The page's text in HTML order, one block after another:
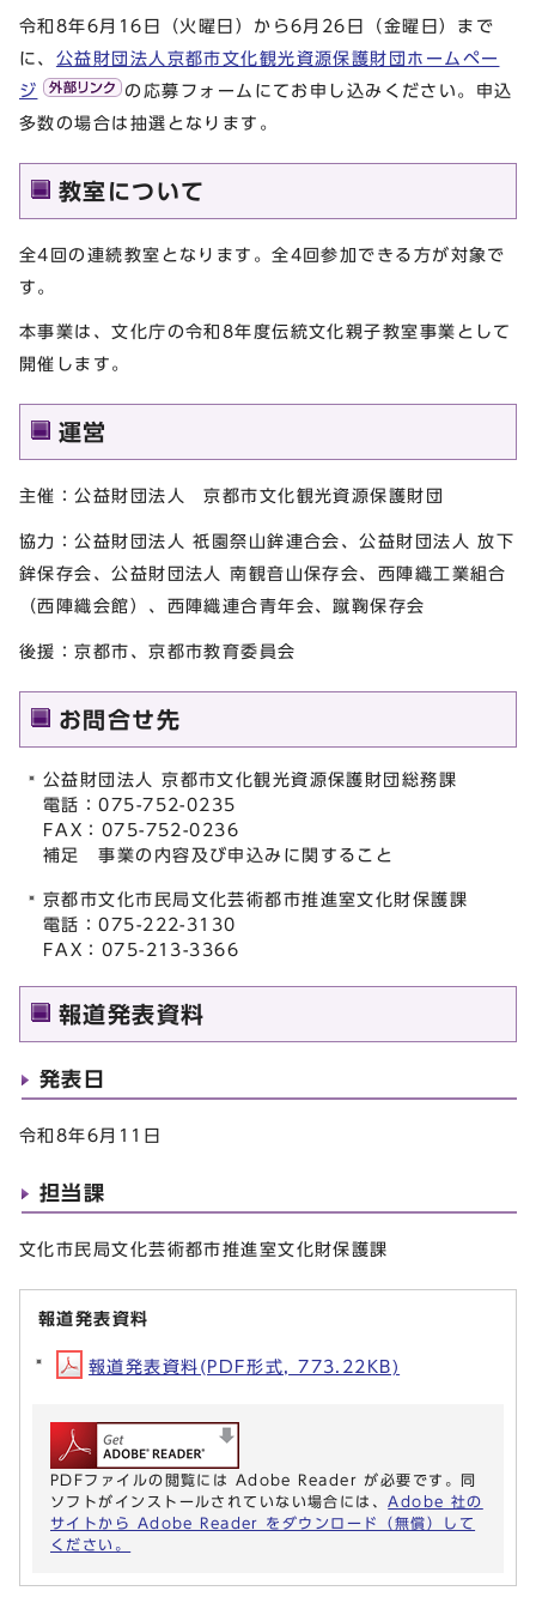
令和8年6月16日（火曜日）から6月26日（金曜日）まで
に、 公益財団法人京都市文化観光資源保護財団ホームペー
ジ
の応募フォームにてお申し込みください。申込
多数の場合は抽選となります。
教室について
全4回の連続教室となります。全4回参加できる方が対象で
す。
本事業は、文化庁の令和8年度伝統文化親子教室事業として
開催します。
運営
主催：公益財団法人 京都市文化観光資源保護財団
協力：公益財団法人 祇園祭山鉾連合会、公益財団法人 放下
鉾保存会、公益財団法人 南観音山保存会、西陣織工業組合
（西陣織会館）、西陣織連合青年会、蹴鞠保存会
後援：京都市、京都市教育委員会
お問合せ先
公益財団法人 京都市文化観光資源保護財団総務課
電話：075-752-0235
FAX：075-752-0236
補足 事業の内容及び申込みに関すること
京都市文化市民局文化芸術都市推進室文化財保護課
電話：075-222-3130
FAX：075-213-3366
報道発表資料
発表日
令和8年6月11日
担当課
文化市民局文化芸術都市推進室文化財保護課
報道発表資料
報道発表資料(PDF形式, 773.22KB)
PDFファイルの閲覧には Adobe Reader が必要です。同
ソフトがインストールされていない場合には、 Adobe 社の
サイトから Adobe Reader をダウンロード（無償）して
ください。